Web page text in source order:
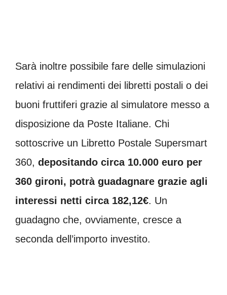
Sarà inoltre possibile fare delle simulazioni
relativi ai rendimenti dei libretti postali o dei
buoni fruttiferi grazie al simulatore messo a
disposizione da Poste Italiane. Chi
sottoscrive un Libretto Postale Supersmart
360, depositando circa 10.000 euro per
360 gironi, potrà guadagnare grazie agli
interessi netti circa 182,12€. Un
guadagno che, ovviamente, cresce a
seconda dell’importo investito.